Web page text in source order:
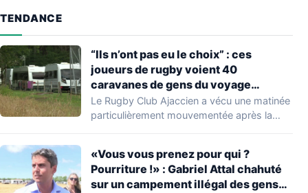
TENDANCE
“Ils n’ont pas eu le choix” : ces
joueurs de rugby voient 40
caravanes de gens du voyage
s’installer dans leur stade, ils les
délogent en moins d’1 heure
Le Rugby Club Ajaccien a vécu une matinée
particulièrement mouvementée après la
«Vous vous prenez pour qui ?
Pourriture !» : Gabriel Attal chahuté
sur un campement illégal des gens